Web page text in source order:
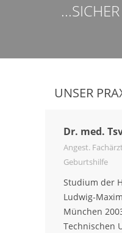
UNSER
Dr. med.
Angest.
Geburtshilfe
Studium der
Ludwig-
München
Technischen